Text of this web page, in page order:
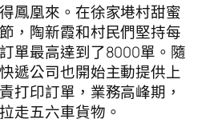
鳳凰來。在徐家塂村甜蜜
，陶新霞和村民們堅持每
單最高達到了8000單。隨
遞公司也開始主動提供上
打印訂單，業務高峰期，
走五六車貨物。